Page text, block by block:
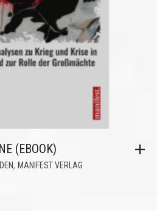
(EBOOK)
, MANIFEST VERLAG